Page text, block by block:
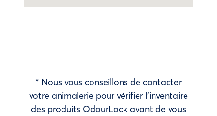
* Nous vous conseillons de contacter
votre animalerie pour vérifier l’inventaire
des produits OdourLock avant de vous